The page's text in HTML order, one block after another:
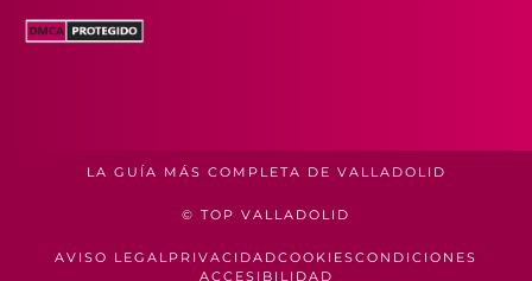
AVISO LEGALPRIVACIDADCOOKIESCONDICIONES
ACCESIBILIDAD
© TOP VALLADOLID
LA GUÍA MÁS COMPLETA DE VALLADOLID